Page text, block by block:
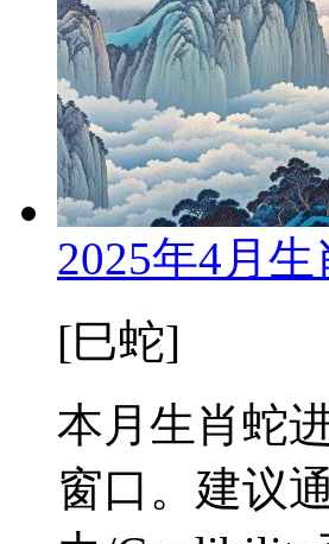
2025年4月
[巳蛇]
本月生肖蛇
窗口。建议